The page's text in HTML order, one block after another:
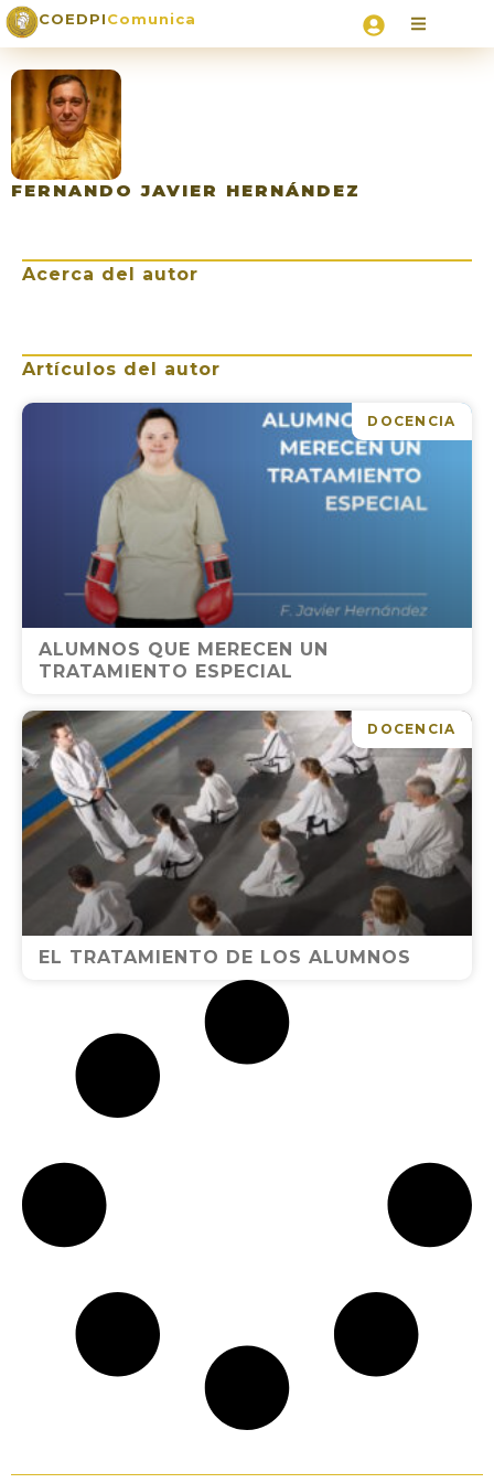
COEDPIComunica
FERNANDO JAVIER HERNÁNDEZ
Acerca del autor
Artículos del autor
DOCENCIA
ALUMNOS QUE MERECEN UN
TRATAMIENTO ESPECIAL
DOCENCIA
EL TRATAMIENTO DE LOS ALUMNOS